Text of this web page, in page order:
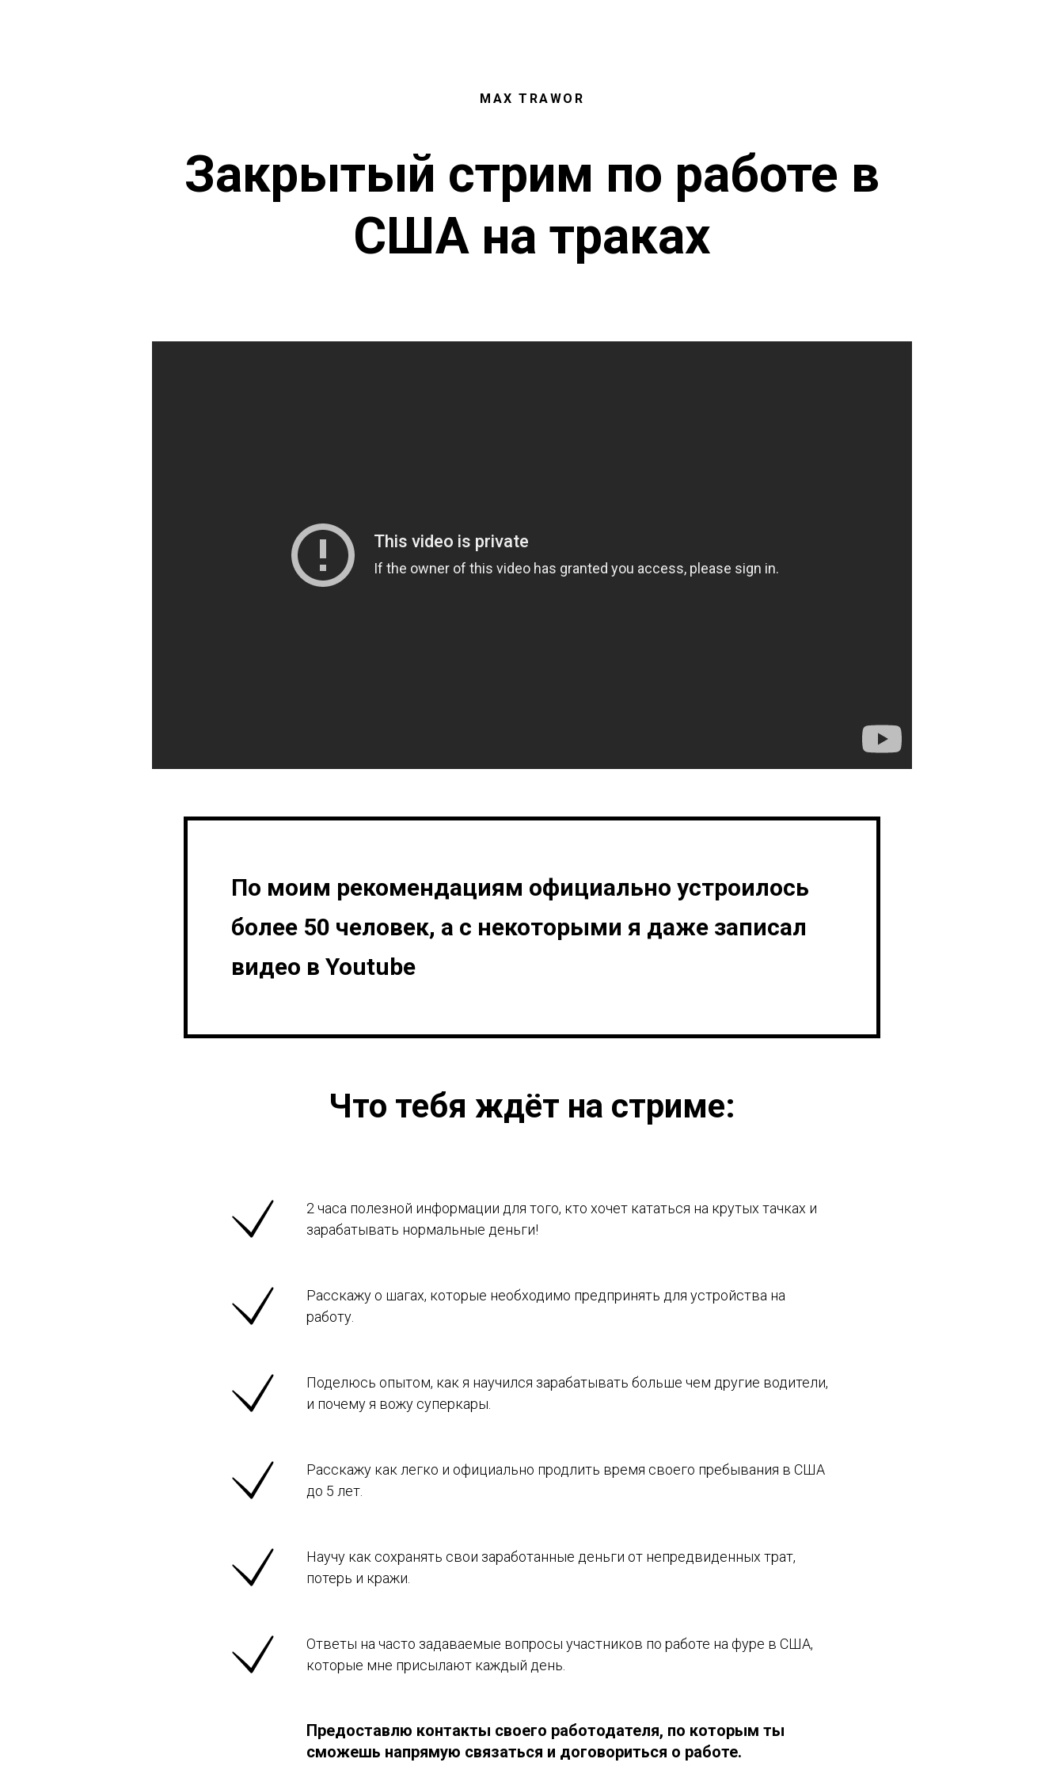
MAX TRAWOR
Закрытый стрим по работе в
США на траках
По моим рекомендациям официально устроилось
более 50 человек, а с некоторыми я даже записал
видео в Youtube
Что тебя ждёт на стриме:
2 часа полезной информации для того, кто хочет кататься на крутых тачках и
зарабатывать нормальные деньги!
Расскажу о шагах, которые необходимо предпринять для устройства на
работу.
Поделюсь опытом, как я научился зарабатывать больше чем другие водители,
и почему я вожу суперкары.
Расскажу как легко и официально продлить время своего пребывания в США
до 5 лет.
Научу как сохранять свои заработанные деньги от непредвиденных трат,
потерь и кражи.
Ответы на часто задаваемые вопросы участников по работе на фуре в США,
которые мне присылают каждый день.
Предоставлю контакты своего работодателя, по которым ты
сможешь напрямую связаться и договориться о работе.